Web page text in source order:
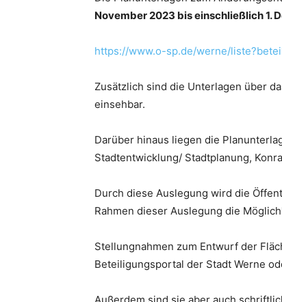
November 2023 bis einschließlich 1.
https://www.o-sp.de/werne/
Zusätzlich sind die Unterlagen über
einsehbar.
Darüber hinaus liegen die
Stadtentwicklung/ Stadtplanung,
Durch diese Auslegung wird die
Rahmen dieser Auslegung die
Stellungnahmen zum Entwurf der
Beteiligungsportal der Stadt Werne
Außerdem sind sie aber auch